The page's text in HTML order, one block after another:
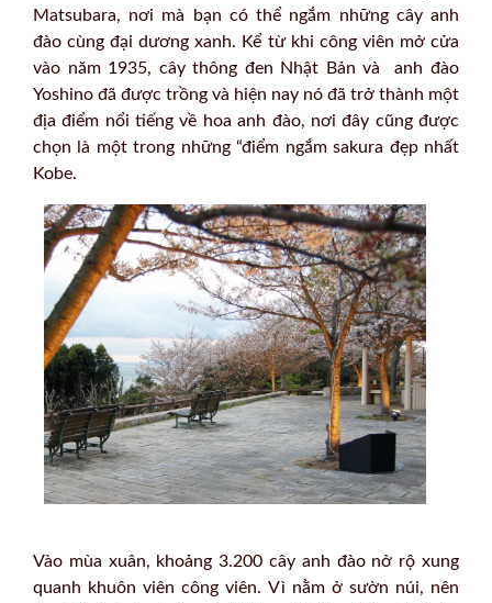
Matsubara, nơi mà bạn có thể ngắm những cây anh
đào cùng đại dương xanh. Kể từ khi công viên mở cửa
vào năm 1935, cây thông đen Nhật Bản và anh đào
Yoshino đã được trồng và hiện nay nó đã trở thành một
địa điểm nổi tiếng về hoa anh đào, nơi đây cũng được
chọn là một trong những “điểm ngắm sakura đẹp nhất
Kobe.
Vào mùa xuân, khoảng 3.200 cây anh đào nở rộ xung
quanh khuôn viên công viên. Vì nằm ở sườn núi, nên